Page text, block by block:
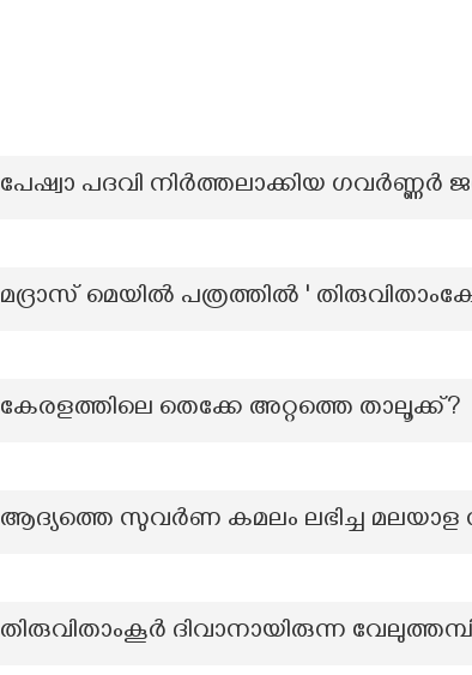
പേഷ്വാ പദവി നിർത്തലാക്കിയ ഗവർണ്ണർ
മദ്രാസ് മെയിൽ പത്രത്തിൽ '
കേരളത്തിലെ തെക്കേ അറ്റത്തെ താലൂക്ക്?
ആദ്യത്തെ സുവർണ കമലം ലഭിച്ച മലയാള
തിരുവിതാംകൂർ ദിവാനായിരുന്ന